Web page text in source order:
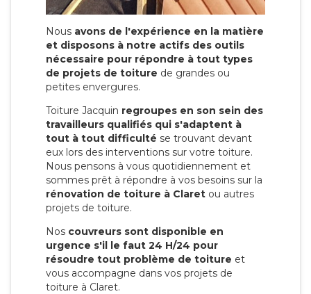
Nous avons de l'expérience en la matière
et disposons à notre actifs des outils
nécessaire pour répondre à tout types
de projets de toiture de grandes ou
petites envergures.
Toiture Jacquin regroupes en son sein des
travailleurs qualifiés qui s'adaptent à
tout à tout difficulté se trouvant devant
eux lors des interventions sur votre toiture.
Nous pensons à vous quotidiennement et
sommes prêt à répondre à vos besoins sur la
rénovation de toiture à Claret ou autres
projets de toiture.
Nos couvreurs sont disponible en
urgence s'il le faut 24 H/24 pour
résoudre tout problème de toiture et
vous accompagne dans vos projets de
toiture à Claret.